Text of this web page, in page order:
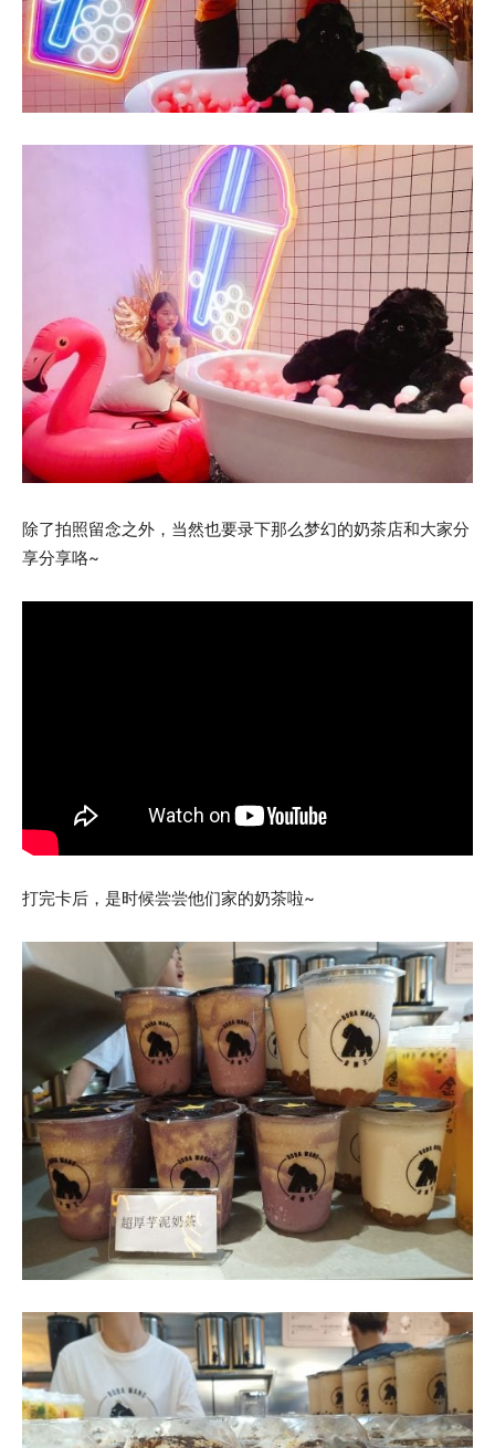
除了拍照留念之外，当然也要录下那么梦幻的奶茶店和大家分
享分享咯~
打完卡后，是时候尝尝他们家的奶茶啦~